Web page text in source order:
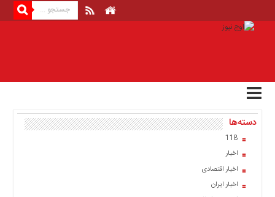
صفحه
اصلی
اخبار
اقتصادی
دسته‌ها
118
اخبار
اخبار اقتصادی
اخبار ایران